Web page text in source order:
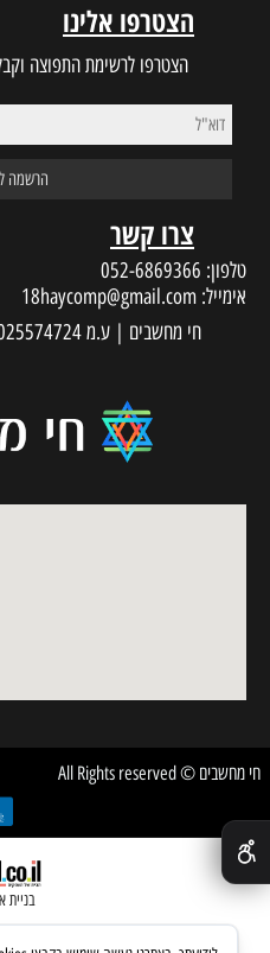
הצטרפו אלינו
הצטרפו לרשימת התפוצה
צרו קשר
טלפון: 052-6869366
אימייל: 18haycomp@gmail.com
חי מחשבים | ע.מ 025574724 | האלונים 66, יוקנעם עילית
חי מחשבים © All Rights reserved
בניית